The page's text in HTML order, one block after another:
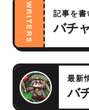
WRITERS 記事を書
バチ
最新
バ